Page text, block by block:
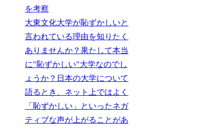
を考察
大東文化大学が恥ずかしいと
言われている理由を知りたく
ありませんか？果たして本当
に"恥ずかしい"大学なのでし
ょうか？日本の大学について
語るとき、ネット上ではよく
「恥ずかしい」といったネガ
ティブな声が上がることがあ